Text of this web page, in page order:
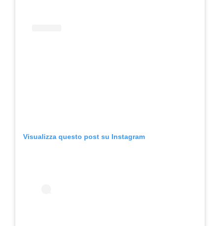
Visualizza questo post su Instagram